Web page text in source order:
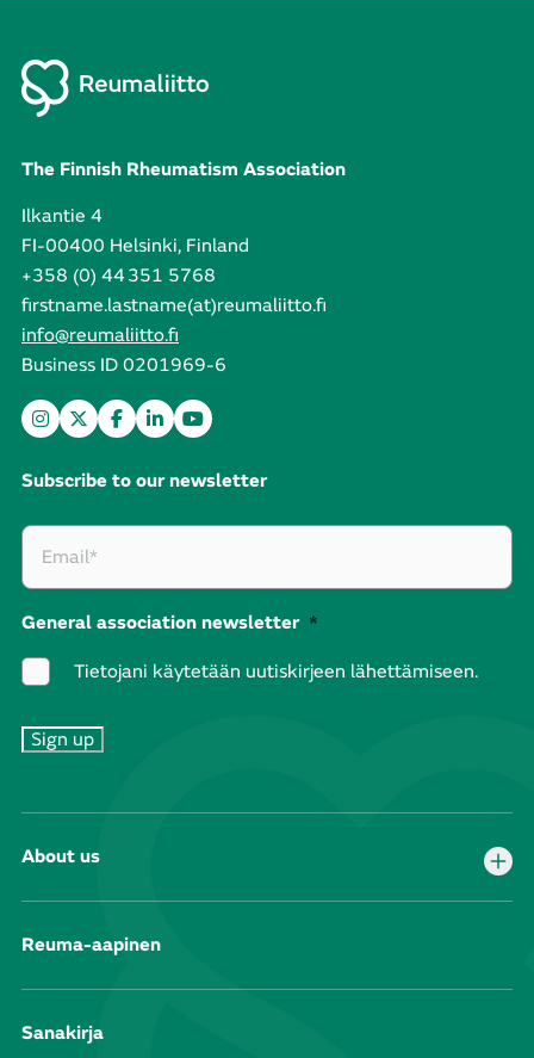
The Finnish Rheumatism Association
Ilkantie 4
FI-00400 Helsinki, Finland
+358 (0) 44 351 5768
firstname.lastname(at)reumaliitto.fi
info@reumaliitto.fi
Business ID 0201969-6
Subscribe to our newsletter
General association newsletter *
Tietojani käytetään uutiskirjeen lähettämiseen.
About us
Reuma-aapinen
Sanakirja